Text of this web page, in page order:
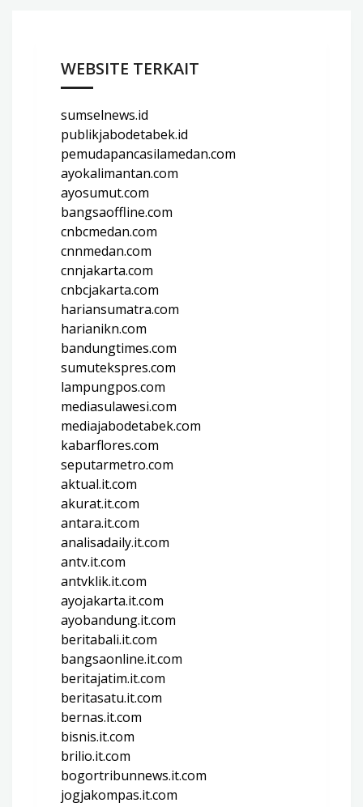
WEBSITE TERKAIT
sumselnews.id
publikjabodetabek.id
pemudapancasilamedan.com
ayokalimantan.com
ayosumut.com
bangsaoffline.com
cnbcmedan.com
cnnmedan.com
cnnjakarta.com
cnbcjakarta.com
hariansumatra.com
harianikn.com
bandungtimes.com
sumutekspres.com
lampungpos.com
mediasulawesi.com
mediajabodetabek.com
kabarflores.com
seputarmetro.com
aktual.it.com
akurat.it.com
antara.it.com
analisadaily.it.com
antv.it.com
antvklik.it.com
ayojakarta.it.com
ayobandung.it.com
beritabali.it.com
bangsaonline.it.com
beritajatim.it.com
beritasatu.it.com
bernas.it.com
bisnis.it.com
brilio.it.com
bogortribunnews.it.com
jogjakompas.it.com